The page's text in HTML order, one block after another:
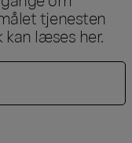
tjenesten
kan læses her.